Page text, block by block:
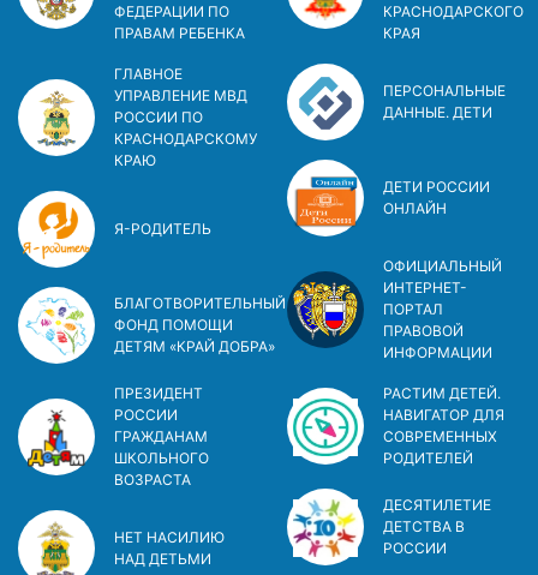
ФЕДЕРАЦИИ ПО
ПРАВАМ РЕБЕНКА
ГЛАВНОЕ
УПРАВЛЕНИЕ МВД
РОССИИ ПО
КРАСНОДАРСКОМУ
КРАЮ
Я-РОДИТЕЛЬ
БЛАГОТВОРИТЕЛЬНЫЙ
ФОНД ПОМОЩИ
ДЕТЯМ «КРАЙ ДОБРА»
ПРЕЗИДЕНТ
РОССИИ
ГРАЖДАНАМ
ШКОЛЬНОГО
ВОЗРАСТА
НЕТ НАСИЛИЮ
НАД ДЕТЬМИ
КРАСНОДАРСКОГО
КРАЯ
ПЕРСОНАЛЬНЫЕ
ДАННЫЕ. ДЕТИ
ДЕТИ РОССИИ
ОНЛАЙН
ОФИЦИАЛЬНЫЙ
ИНТЕРНЕТ-
ПОРТАЛ
ПРАВОВОЙ
ИНФОРМАЦИИ
РАСТИМ ДЕТЕЙ.
НАВИГАТОР ДЛЯ
СОВРЕМЕННЫХ
РОДИТЕЛЕЙ
ДЕСЯТИЛЕТИЕ
ДЕТСТВА В
РОСCИИ